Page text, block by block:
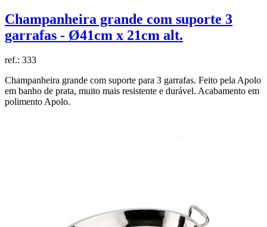
Champanheira grande com suporte 3
garrafas - Ø41cm x 21cm alt.
ref.: 333
Champanheira grande com suporte para 3 garrafas. Feito pela Apolo
em banho de prata, muito mais resistente e durável. Acabamento em
polimento Apolo.